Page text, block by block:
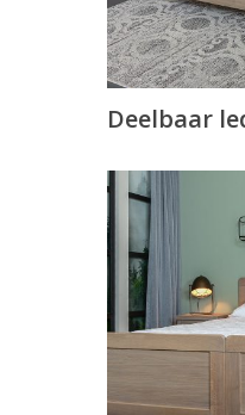
Deelbaar